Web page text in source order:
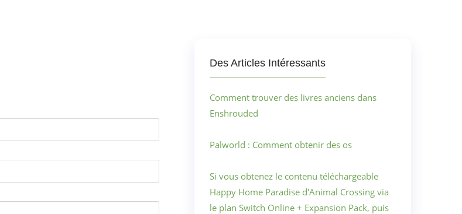
Des Articles Intéressants
Comment trouver des livres anciens dans
Enshrouded
Palworld : Comment obtenir des os
Si vous obtenez le contenu téléchargeable
Happy Home Paradise d'Animal Crossing via
le plan Switch Online + Expansion Pack, puis